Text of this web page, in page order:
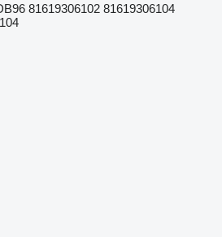
81619306102 81619306104